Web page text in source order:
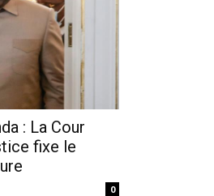
: La Cour
fixe le
0